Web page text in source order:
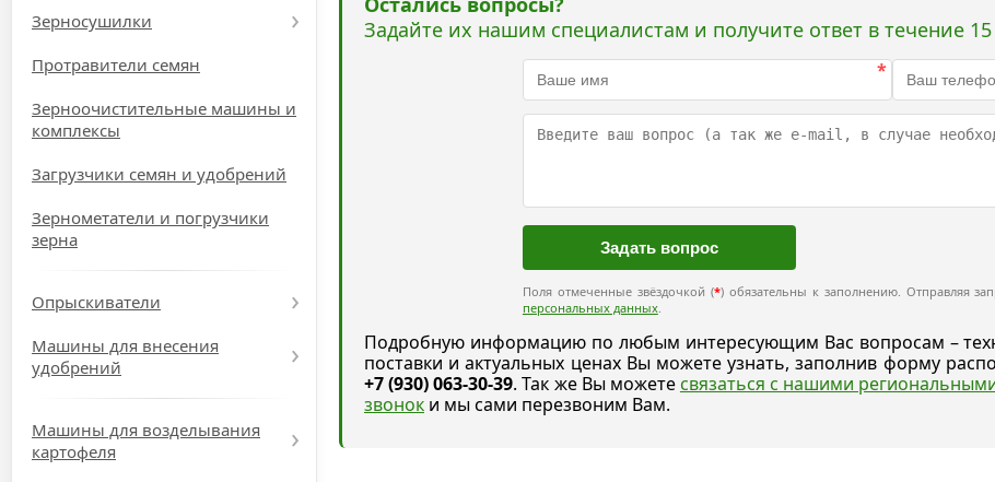
Задайте их нашим специалистам и получите ответ в течение
*
Поля отмеченные звёздочкой (*) обязательны к заполнению. Отправляя
персональных данных.
Подробную информацию по любым интересующим Вас вопросам –
поставки и актуальных ценах Вы можете узнать, заполнив форму
+7 (930) 063-30-39. Так же Вы можете связаться с нашими
звонок и мы сами перезвоним Вам.
Зерносушилки
Протравители семян
Зерноочистительные машины и
комплексы
Загрузчики семян и удобрений
Зернометатели и погрузчики
зерна
Опрыскиватели
Машины для внесения
удобрений
Машины для возделывания
картофеля